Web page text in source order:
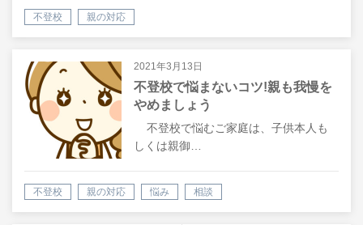
不登校 親の対応
2021年3月13日
不登校で悩まないコツ!親も我慢を
やめましょう
不登校で悩むご家庭は、子供本人も
しくは親御…
不登校 親の対応 悩み 相談